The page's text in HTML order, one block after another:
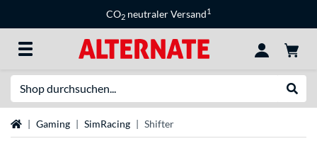
CO2 neutraler Versand1
StartseiteGaming SimRacing Shifter